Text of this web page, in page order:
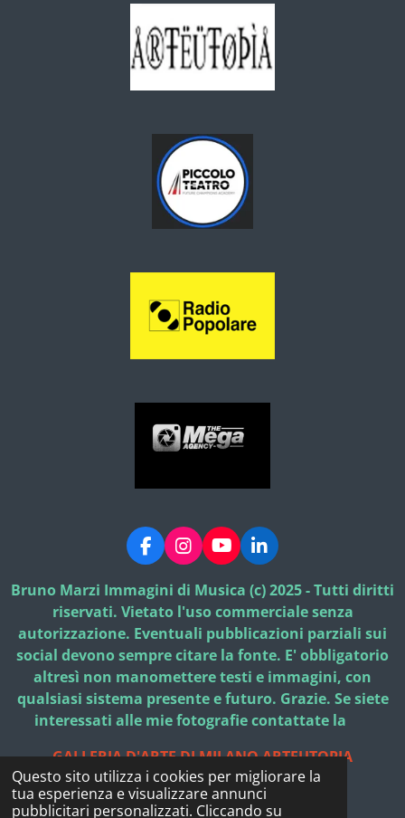
Questo sito utilizza i cookies per migliorare la
tua esperienza e visualizzare annunci
pubblicitari personalizzati. Cliccando su
F
a
c
e
b
o
o
k
I
n
s
t
a
g
r
a
Y
o
u
T
u
b
e
L
i
n
k
e
d
I
n
Bruno Marzi Immagini di Musica (c) 2025 - Tutti diritti
riservati. Vietato l'uso commerciale senza
autorizzazione. Eventuali pubblicazioni parziali sui
social devono sempre citare la fonte. E' obbligatorio
altresì non manomettere testi e immagini, con
qualsiasi sistema presente e futuro. Grazie. Se siete
interessati alle mie fotografie contattate la
GALLERIA D'ARTE DI MILANO ARTEUTOPIA
© 2025 - 2026 Bruno Marzi Immagini di Musica
Fornito daWebador